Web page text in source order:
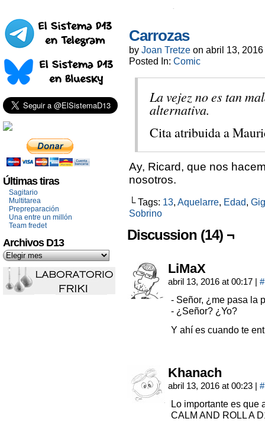
Últimas tiras
Sagitario
Multitarea
Prepreparación
Una entre un millón
Team fredet
Archivos D13
Carrozas
by Joan Tretze on abril 13, 2016
Posted In: Comic
La vejez no es tan
alternativa.
Cita atribuida a
Ay, Ricard, que nos
nosotros.
└ Tags: 13, Aquelarre, Edad,
Sobrino
Discussion (14) ¬
LiMaX
abril 13, 2016 at 00:17 | #
- Señor, ¿me pasa la
- ¿Señor? ¿Yo?
Y ahí es cuando te
Khanach
abril 13, 2016 at 00:23 | #
Lo importante es
CALM AND ROLL A